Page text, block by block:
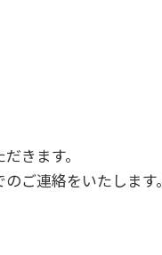
きます。
ご連絡をいたします。